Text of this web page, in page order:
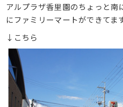
アルプラザ香里園のちょっと南
にファミリーマートができてます
↓こちら